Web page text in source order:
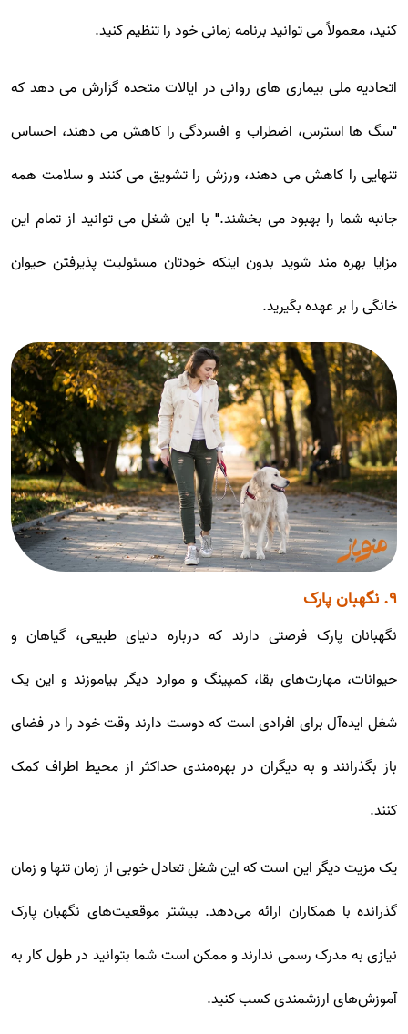
کنید، معمولاً می توانید برنامه زمانی خود را تنظیم کنید.
اتحادیه ملی بیماری های روانی در ایالات متحده گزارش می دهد که
"سگ ها استرس، اضطراب و افسردگی را کاهش می دهند، احساس
تنهایی را کاهش می دهند، ورزش را تشویق می کنند و سلامت همه
جانبه شما را بهبود می بخشند." با این شغل می توانید از تمام این
مزایا بهره مند شوید بدون اینکه خودتان مسئولیت پذیرفتن حیوان
خانگی را بر عهده بگیرید.
۹. نگهبان پارک
نگهبانان پارک فرصتی دارند که درباره دنیای طبیعی، گیاهان و
حیوانات، مهارت‌های بقا، کمپینگ و موارد دیگر بیاموزند و این یک
شغل ایده‌آل برای افرادی است که دوست دارند وقت خود را در فضای
باز بگذرانند و به دیگران در بهره‌مندی حداکثر از محیط اطراف کمک
کنند.
یک مزیت دیگر این است که این شغل تعادل خوبی از زمان تنها و زمان
گذرانده با همکاران ارائه می‌دهد. بیشتر موقعیت‌های نگهبان پارک
نیازی به مدرک رسمی ندارند و ممکن است شما بتوانید در طول کار به
آموزش‌های ارزشمندی کسب کنید.